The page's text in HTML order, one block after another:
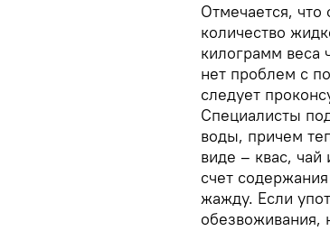
Отмечается,
количество
килограмм веса
нет проблем с
следует
Специалисты
воды, причем
виде – квас,
счет
жажду. Если
обезвоживания,